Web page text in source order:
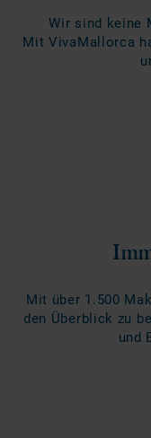
Wir sind keine
Mit VivaMallorca
Mit über 1.500
den Überblick zu
und